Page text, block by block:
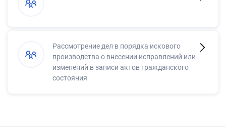
Рассмотрение дел в порядка искового
производства о внесении исправлений или
изменений в записи актов гражданского
состояния